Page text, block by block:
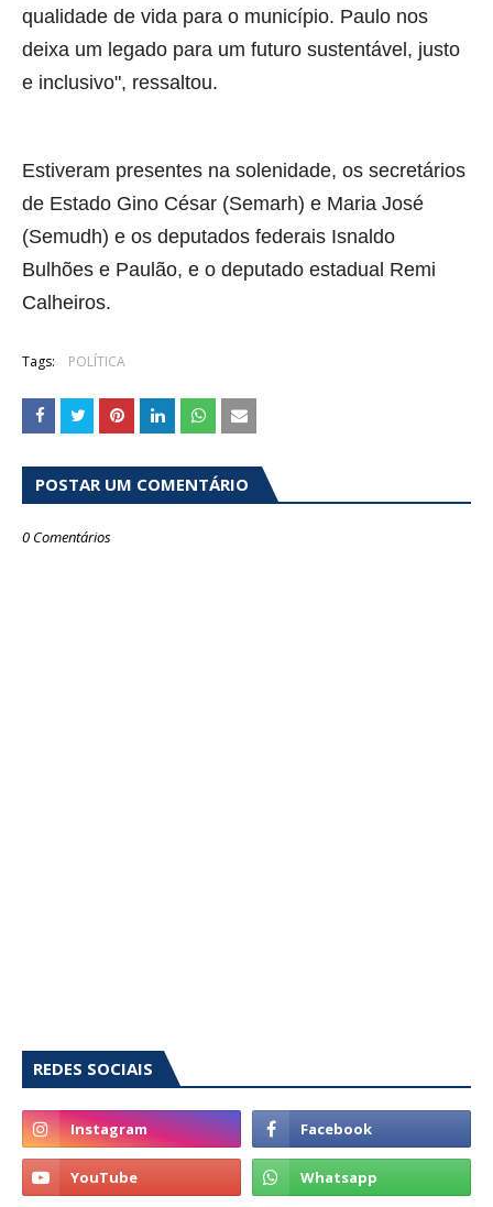
qualidade de vida para o município. Paulo nos
deixa um legado para um futuro sustentável, justo
e inclusivo", ressaltou.
Estiveram presentes na solenidade, os secretários
de Estado Gino César (Semarh) e Maria José
(Semudh) e os deputados federais Isnaldo
Bulhões e Paulão, e o deputado estadual Remi
Calheiros.
Tags: POLÍTICA
POSTAR UM COMENTÁRIO
0 Comentários
REDES SOCIAIS